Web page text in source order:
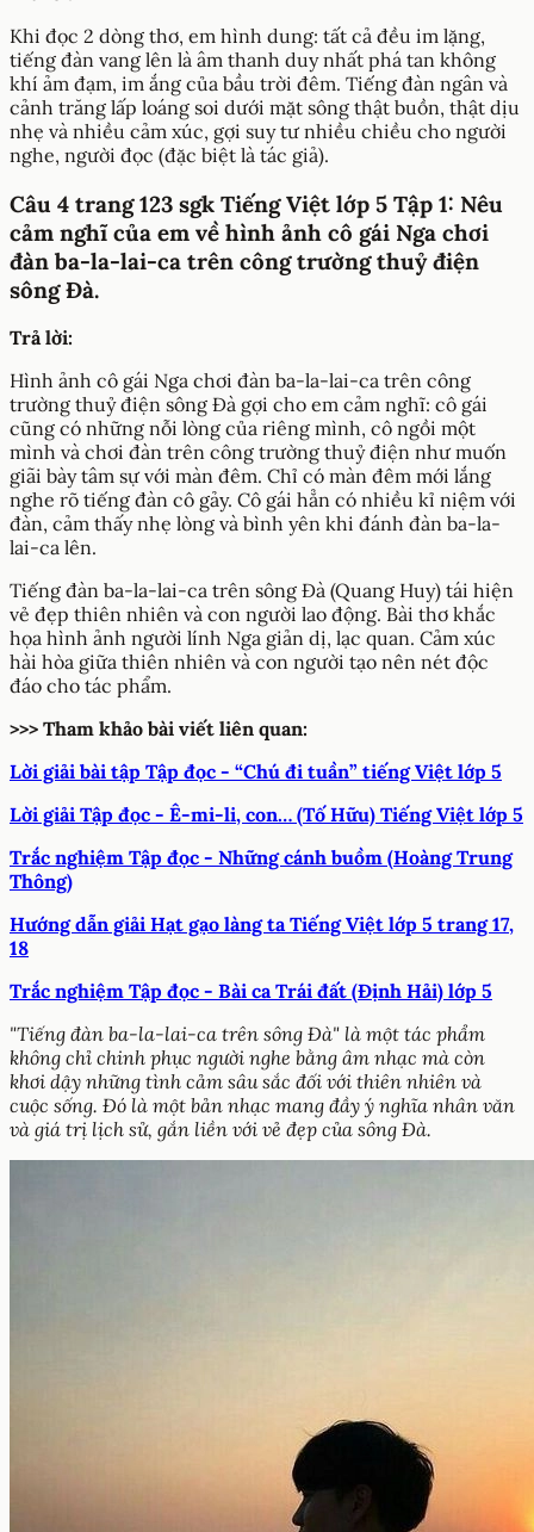
Khi đọc 2 dòng thơ, em hình dung: tất cả đều im lặng,
tiếng đàn vang lên là âm thanh duy nhất phá tan không
khí ảm đạm, im ắng của bầu trời đêm. Tiếng đàn ngân và
cảnh trăng lấp loáng soi dưới mặt sông thật buồn, thật dịu
nhẹ và nhiều cảm xúc, gợi suy tư nhiều chiều cho người
nghe, người đọc (đặc biệt là tác giả).
Câu 4 trang 123 sgk Tiếng Việt lớp 5 Tập 1: Nêu
cảm nghĩ của em về hình ảnh cô gái Nga chơi
đàn ba-la-lai-ca trên công trường thuỷ điện
sông Đà.
Trả lời:
Hình ảnh cô gái Nga chơi đàn ba-la-lai-ca trên công
trường thuỷ điện sông Đà gợi cho em cảm nghĩ: cô gái
cũng có những nỗi lòng của riêng mình, cô ngồi một
mình và chơi đàn trên công trường thuỷ điện như muốn
giãi bày tâm sự với màn đêm. Chỉ có màn đêm mới lắng
nghe rõ tiếng đàn cô gảy. Cô gái hẳn có nhiều kỉ niệm với
đàn, cảm thấy nhẹ lòng và bình yên khi đánh đàn ba-la-
lai-ca lên.
Tiếng đàn ba-la-lai-ca trên sông Đà (Quang Huy) tái hiện
vẻ đẹp thiên nhiên và con người lao động. Bài thơ khắc
họa hình ảnh người lính Nga giản dị, lạc quan. Cảm xúc
hài hòa giữa thiên nhiên và con người tạo nên nét độc
đáo cho tác phẩm.
>>> Tham khảo bài viết liên quan:
Lời giải bài tập Tập đọc - “Chú đi tuần” tiếng Việt lớp 5
Lời giải Tập đọc - Ê-mi-li, con… (Tố Hữu) Tiếng Việt lớp 5
Trắc nghiệm Tập đọc - Những cánh buồm (Hoàng Trung
Thông)
Hướng dẫn giải Hạt gạo làng ta Tiếng Việt lớp 5 trang 17,
18
Trắc nghiệm Tập đọc - Bài ca Trái đất (Định Hải) lớp 5
"Tiếng đàn ba-la-lai-ca trên sông Đà" là một tác phẩm
không chỉ chinh phục người nghe bằng âm nhạc mà còn
khơi dậy những tình cảm sâu sắc đối với thiên nhiên và
cuộc sống. Đó là một bản nhạc mang đầy ý nghĩa nhân văn
và giá trị lịch sử, gắn liền với vẻ đẹp của sông Đà.